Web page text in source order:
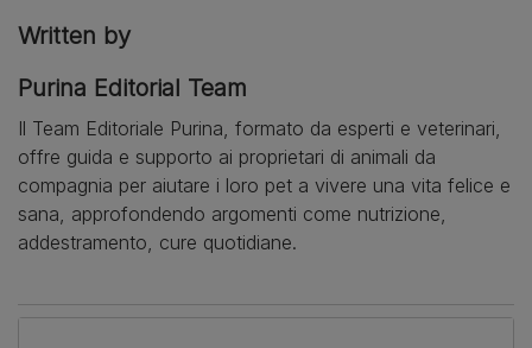
Written by
Purina Editorial Team
Il Team Editoriale Purina, formato da esperti e veterinari,
offre guida e supporto ai proprietari di animali da
compagnia per aiutare i loro pet a vivere una vita felice e
sana, approfondendo argomenti come nutrizione,
addestramento, cure quotidiane.